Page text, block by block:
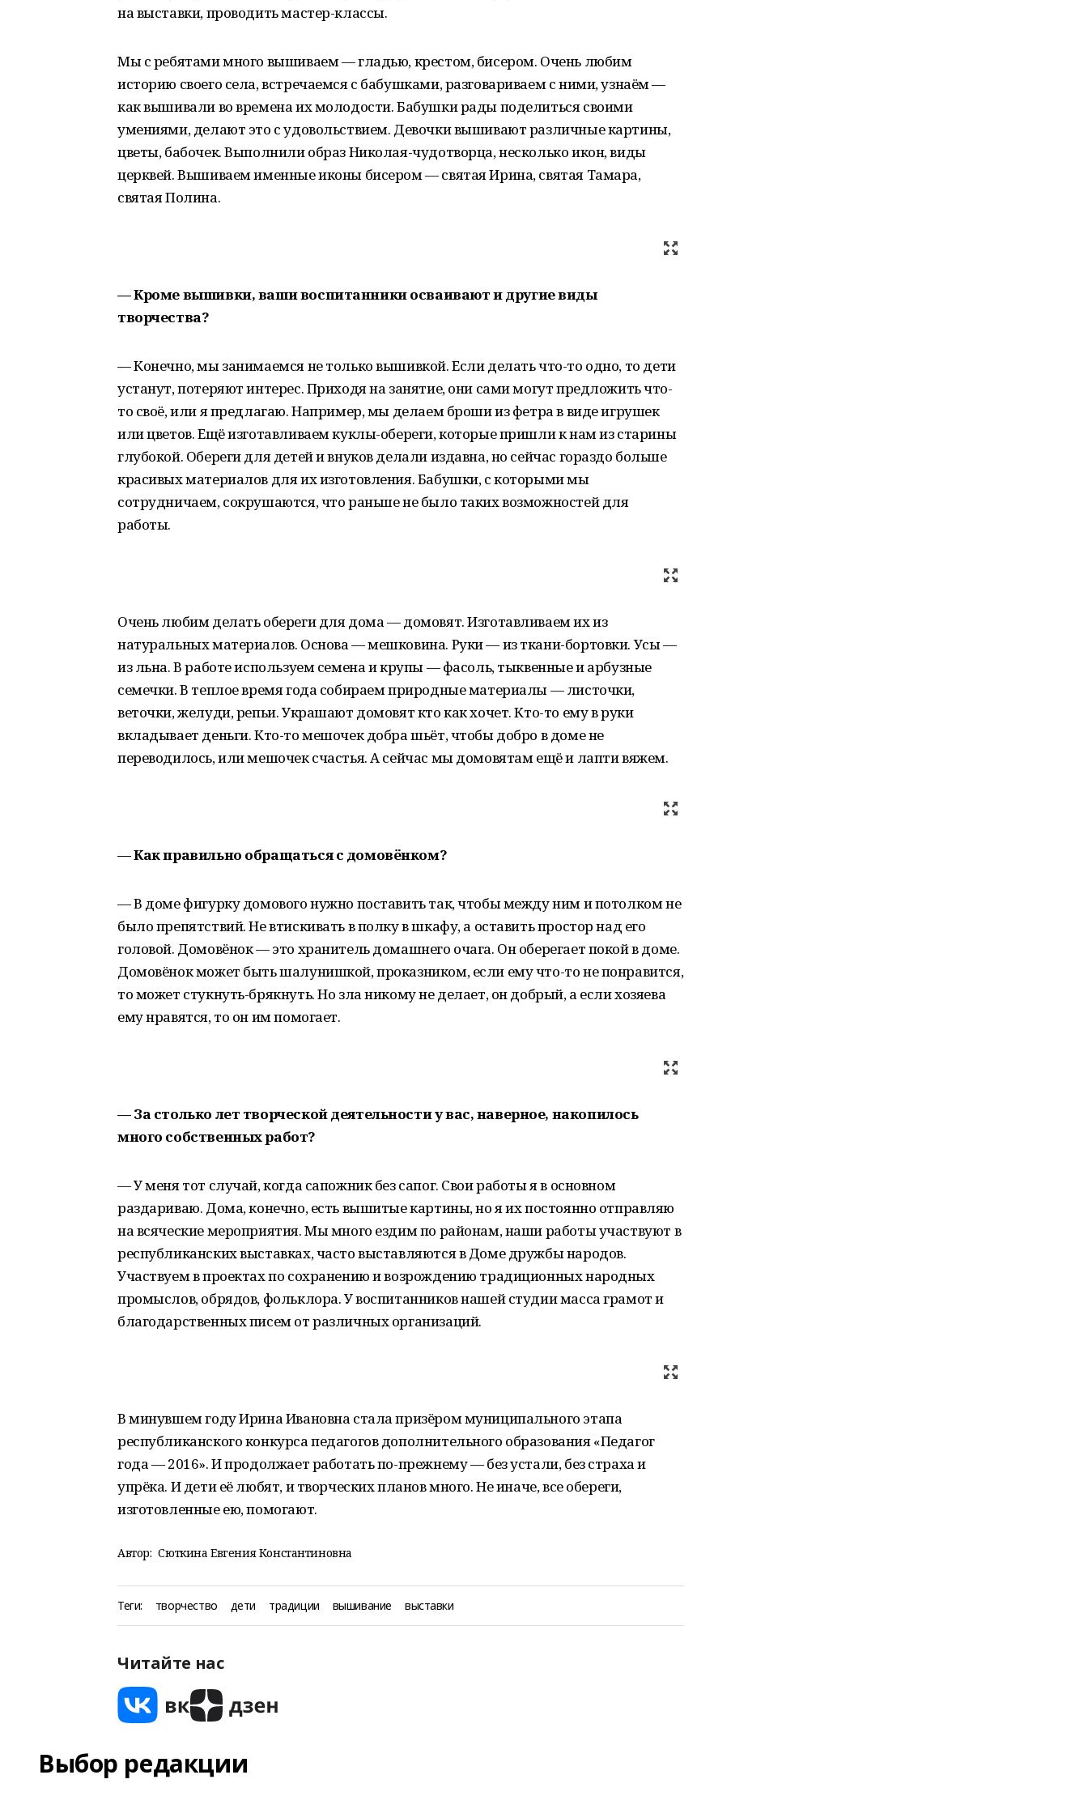
на выставки, проводить мастер-классы.
Мы с ребятами много вышиваем — гладью, крестом, бисером. Очень любим
историю своего села, встречаемся с бабушками, разговариваем с ними, узнаём —
как вышивали во времена их молодости. Бабушки рады поделиться своими
умениями, делают это с удовольствием. Девочки вышивают различные картины,
цветы, бабочек. Выполнили образ Николая-чудотворца, несколько икон, виды
церквей. Вышиваем именные иконы бисером — святая Ирина, святая Тамара,
святая Полина.
— Кроме вышивки, ваши воспитанники осваивают и другие виды
творчества?
— Конечно, мы занимаемся не только вышивкой. Если делать что-то одно, то дети
устанут, потеряют интерес. Приходя на занятие, они сами могут предложить что-
то своё, или я предлагаю. Например, мы делаем броши из фетра в виде игрушек
или цветов. Ещё изготавливаем куклы-обереги, которые пришли к нам из старины
глубокой. Обереги для детей и внуков делали издавна, но сейчас гораздо больше
красивых материалов для их изготовления. Бабушки, с которыми мы
сотрудничаем, сокрушаются, что раньше не было таких возможностей для
работы.
Очень любим делать обереги для дома — домовят. Изготавливаем их из
натуральных материалов. Основа — мешковина. Руки — из ткани-бортовки. Усы —
из льна. В работе используем семена и крупы — фасоль, тыквенные и арбузные
семечки. В теплое время года собираем природные материалы — листочки,
веточки, желуди, репьи. Украшают домовят кто как хочет. Кто-то ему в руки
вкладывает деньги. Кто-то мешочек добра шьёт, чтобы добро в доме не
переводилось, или мешочек счастья. А сейчас мы домовятам ещё и лапти вяжем.
— Как правильно обращаться с домовёнком?
— В доме фигурку домового нужно поставить так, чтобы между ним и потолком не
было препятствий. Не втискивать в полку в шкафу, а оставить простор над его
головой. Домовёнок — это хранитель домашнего очага. Он оберегает покой в доме.
Домовёнок может быть шалунишкой, проказником, если ему что-то не понравится,
то может стукнуть-брякнуть. Но зла никому не делает, он добрый, а если хозяева
ему нравятся, то он им помогает.
— За столько лет творческой деятельности у вас, наверное, накопилось
много собственных работ?
— У меня тот случай, когда сапожник без сапог. Свои работы я в основном
раздариваю. Дома, конечно, есть вышитые картины, но я их постоянно отправляю
на всяческие мероприятия. Мы много ездим по районам, наши работы участвуют в
республиканских выставках, часто выставляются в Доме дружбы народов.
Участвуем в проектах по сохранению и возрождению традиционных народных
промыслов, обрядов, фольклора. У воспитанников нашей студии масса грамот и
благодарственных писем от различных организаций.
В минувшем году Ирина Ивановна стала призёром муниципального этапа
республиканского конкурса педагогов дополнительного образования «Педагог
года — 2016». И продолжает работать по-прежнему — без устали, без страха и
упрёка. И дети её любят, и творческих планов много. Не иначе, все обереги,
изготовленные ею, помогают.
Автор: Сюткина Евгения Константиновна
Теги: творчество дети традиции вышивание выставки
Читайте нас
Выбор редакции